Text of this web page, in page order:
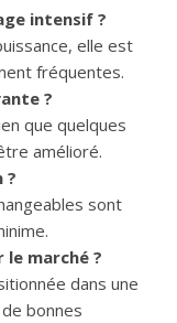
intensif ?
elle est
fréquentes.
?
que quelques
amélioré.
?
sont
marché ?
dans une
bonnes